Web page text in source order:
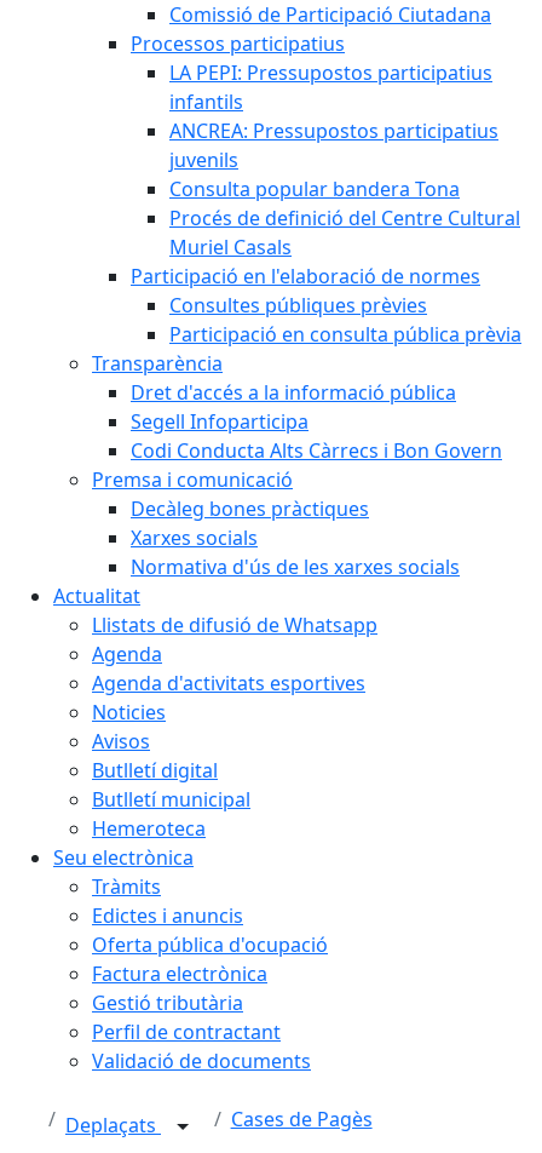
Comissió de Participació Ciutadana
Processos participatius
LA PEPI: Pressupostos participatius
infantils
ANCREA: Pressupostos participatius
juvenils
Consulta popular bandera Tona
Procés de definició del Centre Cultural
Muriel Casals
Participació en l'elaboració de normes
Consultes públiques prèvies
Participació en consulta pública prèvia
Transparència
Dret d'accés a la informació pública
Segell Infoparticipa
Codi Conducta Alts Càrrecs i Bon Govern
Premsa i comunicació
Decàleg bones pràctiques
Xarxes socials
Normativa d'ús de les xarxes socials
Actualitat
Llistats de difusió de Whatsapp
Agenda
Agenda d'activitats esportives
Noticies
Avisos
Butlletí digital
Butlletí municipal
Hemeroteca
Seu electrònica
Tràmits
Edictes i anuncis
Oferta pública d'ocupació
Factura electrònica
Gestió tributària
Perfil de contractant
Validació de documents
Deplaçats Cases de Pagès